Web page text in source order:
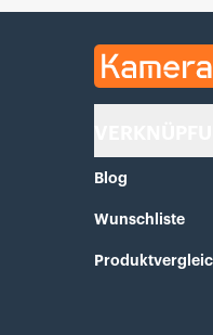
Kamera.de
Blog
Wunschliste